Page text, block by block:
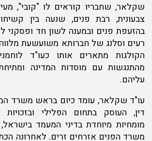
שקלאר, שחבריו קוראים לו "קובי",
צבעונית, רבת פנים, שנעה בין
בהזעפת פנים ובמענה לשון חד ופסקני
רעים וסלנג של חברותא משועשעת מלווה
הקולגות מתארים אותו כעו"ד
מהתנגשות עם מוסדות המדינה
עליהם.
עו"ד שקלאר, עומד כיום בראש משרד
דין, העוסק בתחום הפלילי
מומחיות מיוחדת בדיני המעמד